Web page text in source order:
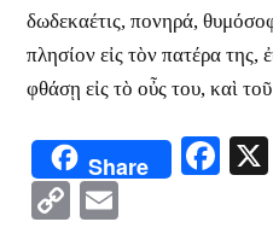
δωδεκαέτις, πονηρά,
πλησίον εἰς τὸν πατέρα της,
φθάσῃ εἰς τὸ οὖς του, καὶ
Share
Copy